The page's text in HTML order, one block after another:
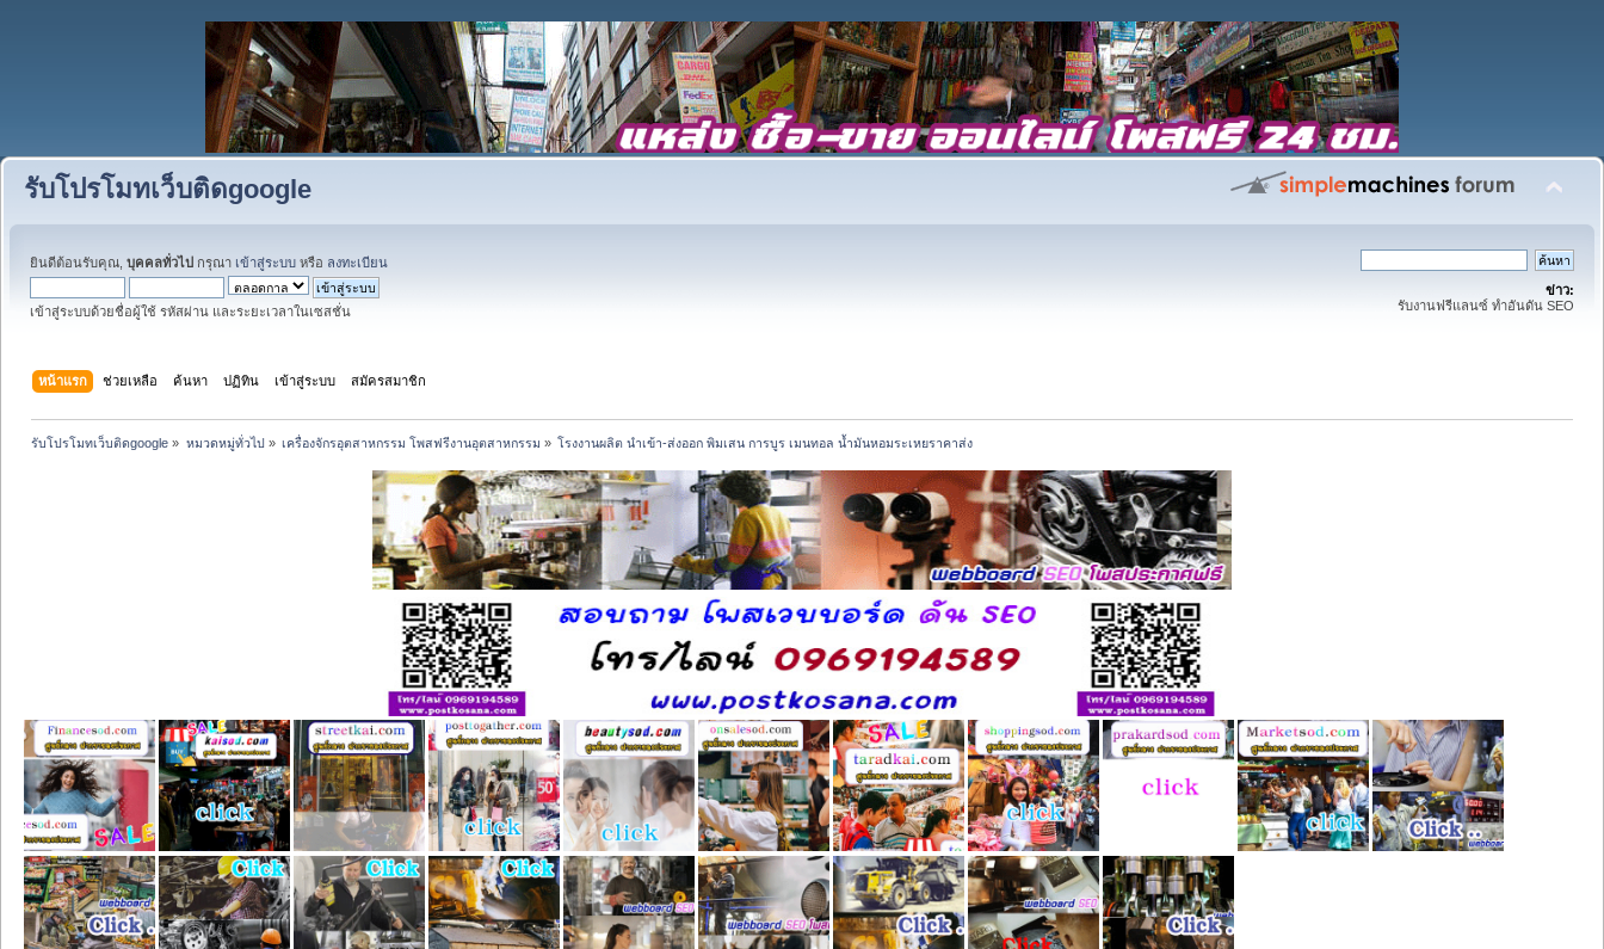
รับโปรโมทเว็บติดgoogle
ยินดีต้อนรับคุณ, บุคคลทั่วไป กรุณา เข้าสู่ระบบ หรือ ลงทะเบียน
เข้าสู่ระบบด้วยชื่อผู้ใช้ รหัสผ่าน และระยะเวลาในเซสชั่น
ข่าว:
รับงานฟรีแลนซ์ ทำอันดัน SEO
หน้าแรก ช่วยเหลือ ค้นหา ปฏิทิน เข้าสู่ระบบ สมัครสมาชิก
รับโปรโมทเว็บติดgoogle » หมวดหมู่ทั่วไป» เครื่องจักรอุตสาหกรรม โพสฟรีงานอุตสาหกรรม » โรงงานผลิต นำเข้า-ส่งออก พิมเสน การบูร เมนทอล น้ำมันหอมระเหยราคาส่ง